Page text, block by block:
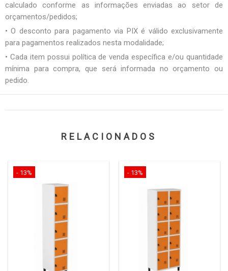
calculado conforme as informações enviadas ao setor de
orçamentos/pedidos;
• O desconto para pagamento via PIX é válido exclusivamente
para pagamentos realizados nesta modalidade;
• Cada item possui política de venda específica e/ou quantidade
mínima para compra, que será informada no orçamento ou
pedido.
RELACIONADOS
- 13% - 13%